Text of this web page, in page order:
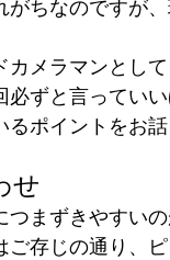
がちなのですが
カメラマンとし
必ずと言ってい
るポイントをお話
せ
つまずきやすい
ご存じの通り、